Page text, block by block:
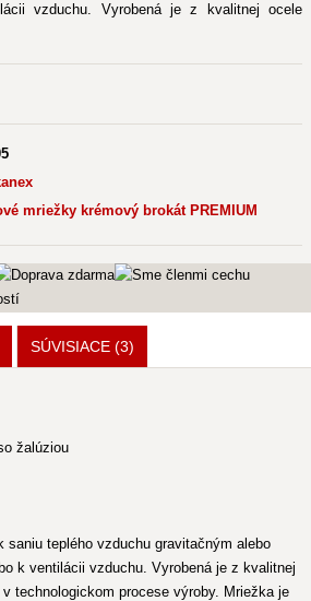
vzduchu. Vyrobená je z kvalitnej ocele
mriežky krémový brokát PREMIUM
SÚVISIACE (3)
žalúziou
saniu teplého vzduchu gravitačným alebo
k ventilácii vzduchu. Vyrobená je z kvalitnej
technologickom procese výroby. Mriežka je